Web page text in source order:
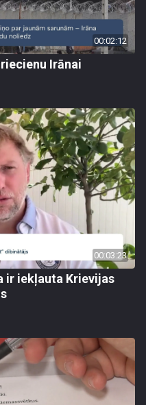
00:02:12
Irānai
00:03:23
ir iekļauta Krievijas